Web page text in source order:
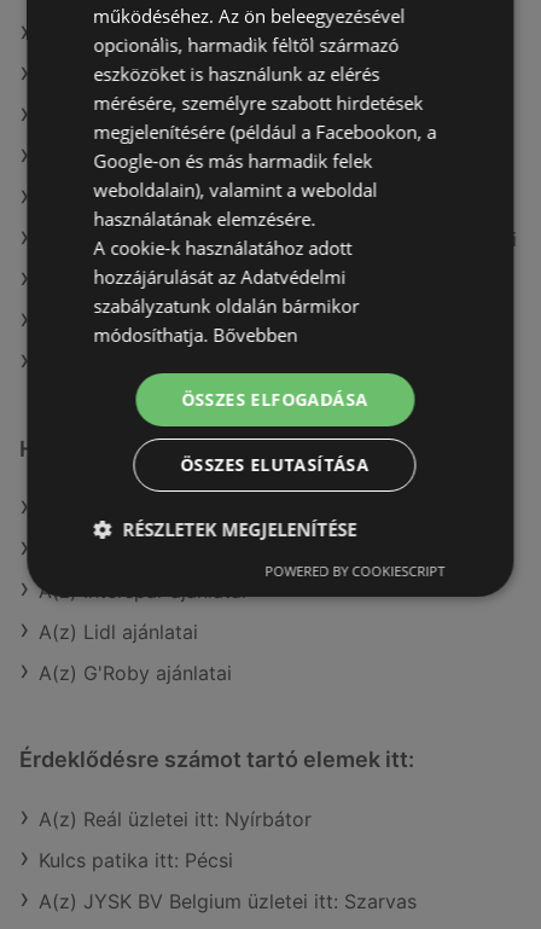
A(z) Príma ajánlatai
A(z) Fressnapf-Hungária Kft. ajánlatai
A(z) G'Roby ajánlatai
A(z) Family Frost aktuális akciós újságjai
A(z) Spar aktuális akciós újságjai
A(z) Fressnapf-Hungária Kft. aktuális akciós újságjai
A(z) Auchan aktuális akciós újságjai
A(z) Merkury Market aktuális akciós újságjai
Hasonló kiskereskedők
A(z) Interspar ajánlatai
A(z) Lidl ajánlatai
A(z) G'Roby ajánlatai
Érdeklődésre számot tartó elemek itt:
A(z) Reál üzletei itt: Nyírbátor
Kulcs patika itt: Pécsi
A(z) JYSK BV Belgium üzletei itt: Szarvas
működéséhez. Az ön beleegyezésével
opcionális, harmadik féltől származó
eszközöket is használunk az elérés
mérésére, személyre szabott hirdetések
megjelenítésére (például a Facebookon, a
Google-on és más harmadik felek
weboldalain), valamint a weboldal
használatának elemzésére.
A cookie-k használatához adott
hozzájárulását az Adatvédelmi
szabályzatunk oldalán bármikor
módosíthatja. Bővebben
ÖSSZES ELFOGADÁSA
ÖSSZES ELUTASÍTÁSA
RÉSZLETEK MEGJELENÍTÉSE
POWERED BY COOKIESCRIPT